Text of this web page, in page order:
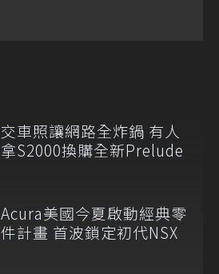
交車照讓網路全炸鍋 有人
拿S2000換購全新Prelude
Acura美國今夏啟動經典零
件計畫 首波鎖定初代NSX